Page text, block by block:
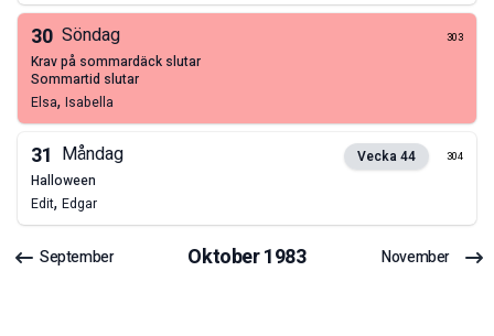
30 Söndag 303
krav på sommardäck slutar
sommartid slutar
Elsa, Isabella
31 Måndag Vecka44 304
halloween
Edit, Edgar
September Oktober1983 November